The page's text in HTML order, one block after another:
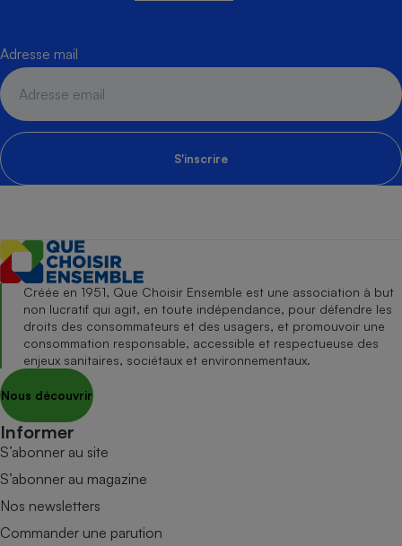
Adresse mail
S'inscrire
Créée en 1951, Que Choisir Ensemble est une association à but
non lucratif qui agit, en toute indépendance, pour défendre les
droits des consommateurs et des usagers, et promouvoir une
consommation responsable, accessible et respectueuse des
enjeux sanitaires, sociétaux et environnementaux.
Nous découvrir
Informer
S’abonner au site
S’abonner au magazine
Nos newsletters
Commander une parution